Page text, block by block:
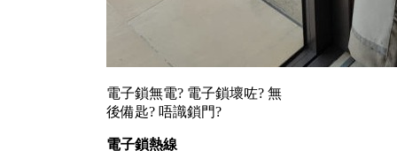
電子鎖無電? 電子鎖壞咗? 無
後備匙? 唔識鎖門?
電子鎖熱線